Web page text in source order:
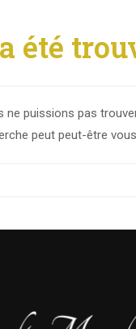
été
ne puissions pas
peut peut-être